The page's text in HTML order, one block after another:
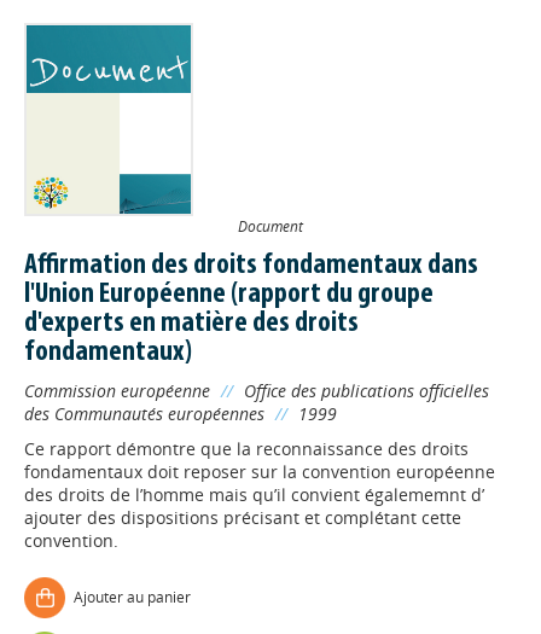
Document
Affirmation des droits fondamentaux dans
l'Union Européenne (rapport du groupe
d'experts en matière des droits
fondamentaux)
Commission européenne // Office des publications officielles
des Communautés européennes // 1999
Ce rapport démontre que la reconnaissance des droits
fondamentaux doit reposer sur la convention européenne
des droits de l’homme mais qu’il convient égalememnt d’
ajouter des dispositions précisant et complétant cette
convention.
Ajouter au panier